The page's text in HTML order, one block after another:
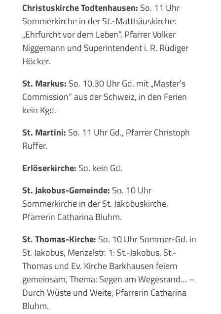
Christuskirche Todtenhausen: So. 11 Uhr
Sommerkirche in der St.-Matthäuskirche:
„Ehrfurcht vor dem Leben“, Pfarrer Volker
Niggemann und Superintendent i. R. Rüdiger
Höcker.
St. Markus: So. 10.30 Uhr Gd. mit „Master’s
Commission“ aus der Schweiz, in den Ferien
kein Kgd.
St. Martini: So. 11 Uhr Gd., Pfarrer Christoph
Ruffer.
Erlöserkirche: So. kein Gd.
St. Jakobus-Gemeinde: So. 10 Uhr
Sommerkirche in der St. Jakobuskirche,
Pfarrerin Catharina Bluhm.
St. Thomas-Kirche: So. 10 Uhr Sommer-Gd. in
St. Jakobus, Menzelstr. 1: St.-Jakobus, St.-
Thomas und Ev. Kirche Barkhausen feiern
gemeinsam, Thema: Segen am Wegesrand… –
Durch Wüste und Weite, Pfarrerin Catharina
Bluhm.